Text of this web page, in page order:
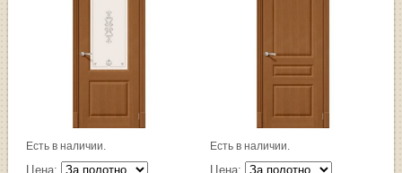
Есть в наличии.
Цена:
Есть в наличии.
Цена: